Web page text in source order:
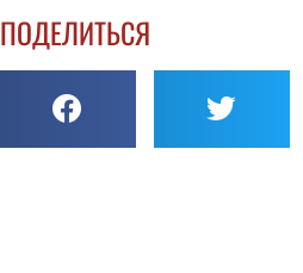
ПОДЕЛИТЬСЯ